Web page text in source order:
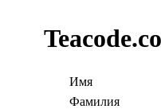
Имя
Фамилия